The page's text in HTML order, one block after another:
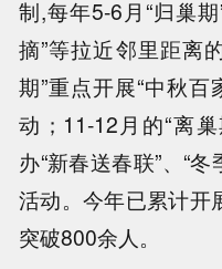
制,每年5-6月“归巢
摘”等拉近邻里距离
期”重点开展“中秋百
动；11-12月的“离
办“新春送春联”、“
活动。今年已累计开
突破800余人。